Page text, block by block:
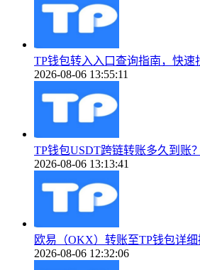
TP钱包转入入口查询指南，快
2026-08-06 13:55:11
TP钱包USDT跨链转账多久到账
2026-08-06 13:13:41
欧易（OKX）转账至TP钱包详
2026-08-06 12:32:06